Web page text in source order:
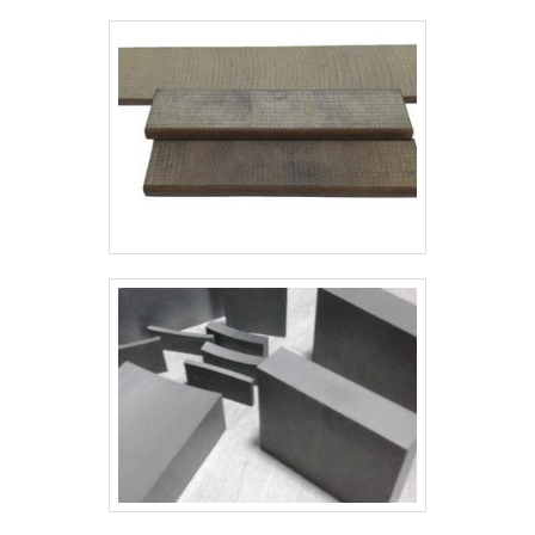
associados e profissionais
qualificados, comprova sua
essência de trazer o melhor para
todos os clientes.